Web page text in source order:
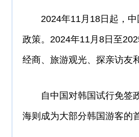
2024年11月18日起，中
政策。2024年11月8日至
经商、旅游观光、探亲访友
自中国对韩国试行免签政
海则成为大部分韩国游客的